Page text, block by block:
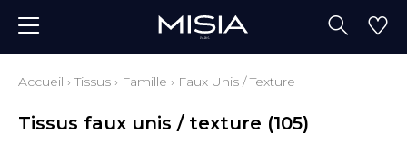
Accueil ›Tissus › Famille › Faux Unis / Texture
Tissus faux unis / texture (105)